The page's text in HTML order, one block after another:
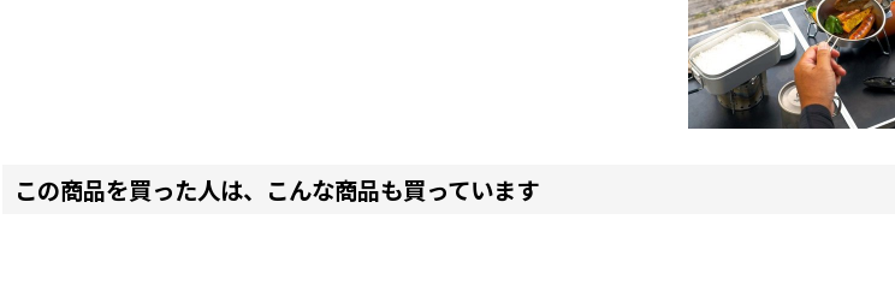
この商品を買った人は、こんな商品も買っています